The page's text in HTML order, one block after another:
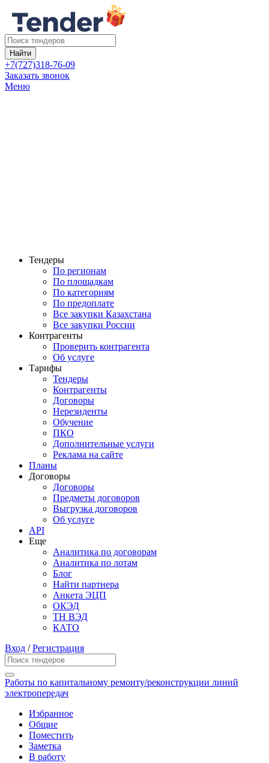
Найти
+7(727)318-76-09
Заказать звонок
Меню
Тендеры
По регионам
По площадкам
По категориям
По предоплате
Все закупки Казахстана
Все закупки России
Контрагенты
Проверить контрагента
Об услуге
Тарифы
Тендеры
Контрагенты
Договоры
Нерезиденты
Обучение
ПКО
Дополнительные услуги
Реклама на сайте
Планы
Договоры
Договоры
Предметы договоров
Выгрузка договоров
Об услуге
API
Еще
Аналитика по договорам
Аналитика по лотам
Блог
Найти партнера
Анкета ЭЦП
ОКЭД
ТН ВЭД
КАТО
Вход /Регистрация
Работы по капитальному ремонту/реконструкции линий
электропередач
Избранное
Общие
Поместить
Заметка
В работу